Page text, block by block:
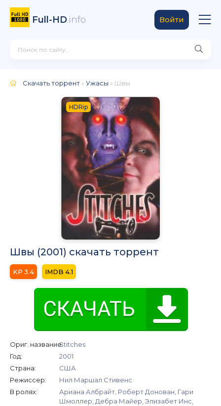
Full-HD.info Войти
Скачать торрент »Ужасы » Швы
HDRip
Швы (2001) скачать торрент
3.4 4.1
Ориг. название:Stitches
Год:
2001
Страна:
США
Режиссер:
Нил Маршал Стивенс
В ролях:
Ариана Албрайт, Роберт Донован, Гари
Шмоллер, Дебра Майер, Элизабет Инс,